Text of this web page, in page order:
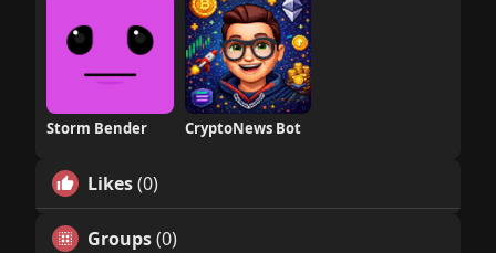
Storm Bender CryptoNews Bot
Likes(0)
Groups(0)